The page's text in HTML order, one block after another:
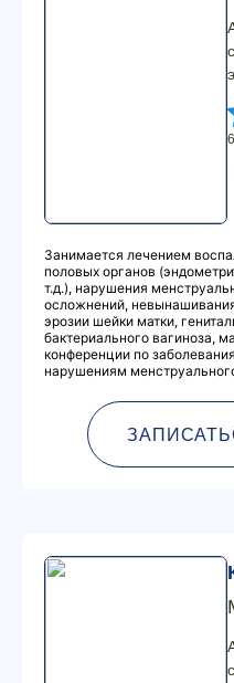
Занимается лечением
половых органов
т.д.), нарушения
осложнений,
эрозии шейки матки,
бактериального вагиноза,
конференции по
нарушениям